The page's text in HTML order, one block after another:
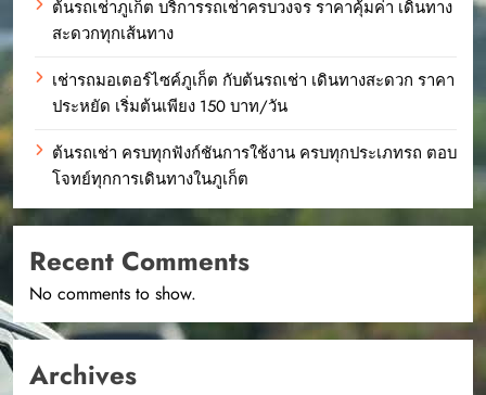
ต้นรถเช่าภูเก็ต บริการรถเช่าครบวงจร ราคาคุ้มค่า เดินทาง
สะดวกทุกเส้นทาง
เช่ารถมอเตอร์ไซค์ภูเก็ต กับต้นรถเช่า เดินทางสะดวก ราคา
ประหยัด เริ่มต้นเพียง 150 บาท/วัน
ต้นรถเช่า ครบทุกฟังก์ชันการใช้งาน ครบทุกประเภทรถ ตอบ
โจทย์ทุกการเดินทางในภูเก็ต
Recent Comments
No comments to show.
Archives